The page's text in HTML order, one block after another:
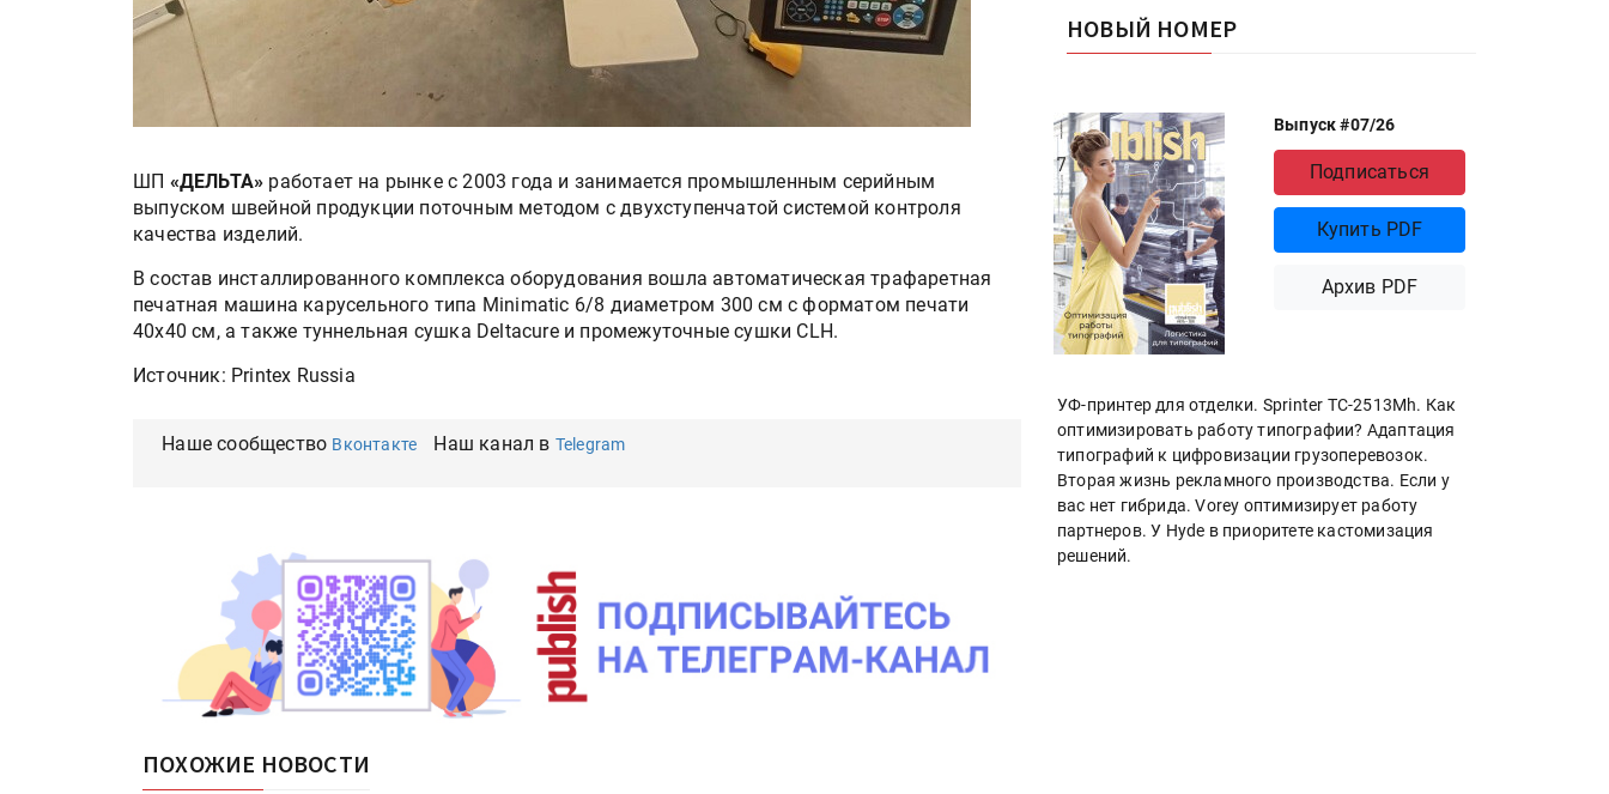
ШП «ДЕЛЬТА» работает на рынке с 2003 года и занимается промышленным серийным
выпуском швейной продукции поточным методом с двухступенчатой системой контроля
качества изделий.
В состав инсталлированного комплекса оборудования вошла автоматическая трафаретная
печатная машина карусельного типа Minimatic 6/8 диаметром 300 см с форматом печати
40х40 см, а также туннельная сушка Deltacure и промежуточные сушки CLH.
Источник: Printex Russia
Наше сообщество Вконтакте Наш канал в Telegram
ПОХОЖИЕ НОВОСТИ
НОВЫЙ НОМЕР
Выпуск #07/26
Подписаться
Купить PDF
Архив PDF
УФ-принтер для отделки. Sprinter ТС-2513Mh. Как
оптимизировать работу типографии? Адаптация
типографий к цифровизации грузоперевозок.
Вторая жизнь рекламного производства. Если у
вас нет гибрида. Vorey оптимизирует работу
партнеров. У Hyde в приоритете кастомизация
решений.